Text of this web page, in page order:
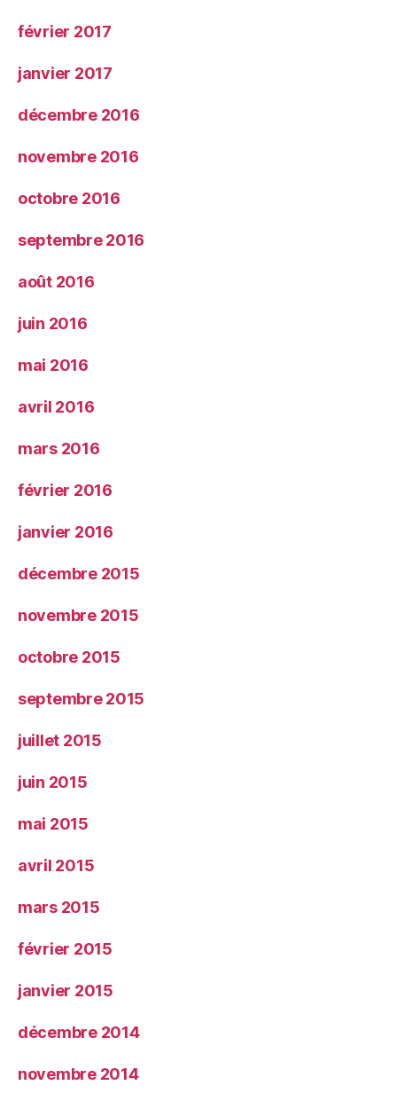
février 2017
janvier 2017
décembre 2016
novembre 2016
octobre 2016
septembre 2016
août 2016
juin 2016
mai 2016
avril 2016
mars 2016
février 2016
janvier 2016
décembre 2015
novembre 2015
octobre 2015
septembre 2015
juillet 2015
juin 2015
mai 2015
avril 2015
mars 2015
février 2015
janvier 2015
décembre 2014
novembre 2014